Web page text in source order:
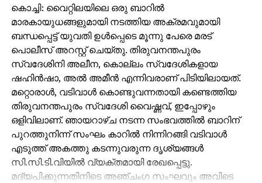
കൊച്ചി: വൈറ്റിലയിലെ ഒരു ബാറില്‍
മാരകായുധങ്ങളുമായി നടത്തിയ അക്രമവുമായി
ബന്ധപ്പെട്ട് യുവതി ഉള്‍പ്പെടെ മൂന്നു പേരെ മരട്
പൊലീസ് അറസ്റ്റ് ചെയ്തു. തിരുവനന്തപുരം
സ്വദേശിനി അലീന, കൊല്ലം സ്വദേശികളായ
ഷഹിന്‍ഷാ, അല്‍ അമീന്‍ എന്നിവരാണ് പിടിയിലായത്.
മറ്റൊരാള്‍, വടിവാള്‍ കൊണ്ടുവന്നതായി കണ്ടെത്തിയ
തിരുവനന്തപുരം സ്വദേശി വൈഷ്ണവ്, ഇപ്പോഴും
ഒളിവിലാണ്. ഞായറാഴ്ച നടന്ന സംഭവത്തില്‍ ബാറിന്
പുറത്തുനിന്ന് സംഘം കാറില്‍ നിന്നിറങ്ങി വടിവാള്‍
എടുത്ത് അകത്തു കടന്നുവരുന്ന ദൃശ്യങ്ങള്‍
സി.സി.ടി.വിയില്‍ വ്യക്തമായി രേഖപ്പെട്ടു.
മദ്യപിക്കുന്നതിനിടെ അഞ്ചംഗ സംഘവും അവിടെ